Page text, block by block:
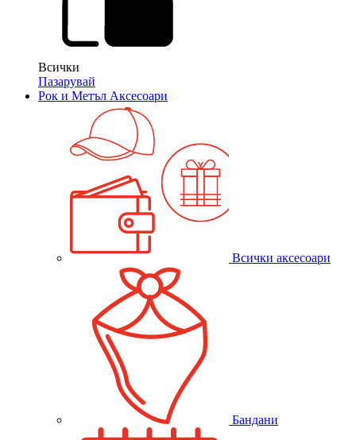
Всички
Пазарувай
Рок и Метъл Аксесоари
Всички аксесоари
Бандани